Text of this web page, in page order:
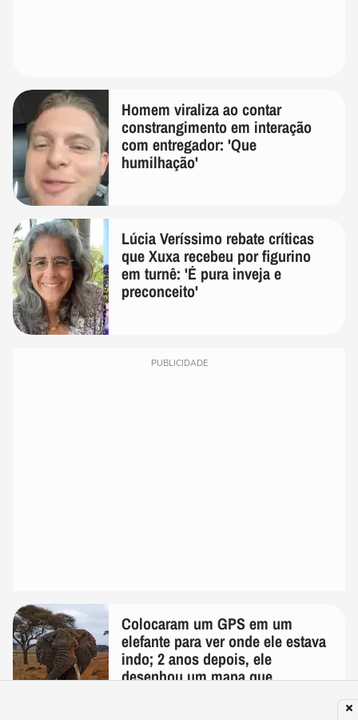
Homem viraliza ao contar
constrangimento em interação
com entregador: 'Que
humilhação'
Lúcia Veríssimo rebate críticas
que Xuxa recebeu por figurino
em turnê: 'É pura inveja e
preconceito'
PUBLICIDADE
Colocaram um GPS em um
elefante para ver onde ele estava
indo; 2 anos depois, ele
desenhou um mapa que